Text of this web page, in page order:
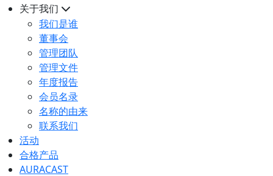
关于我们
我们是谁
董事会
管理团队
管理文件
年度报告
会员名录
名称的由来
联系我们
活动
合格产品
AURACAST